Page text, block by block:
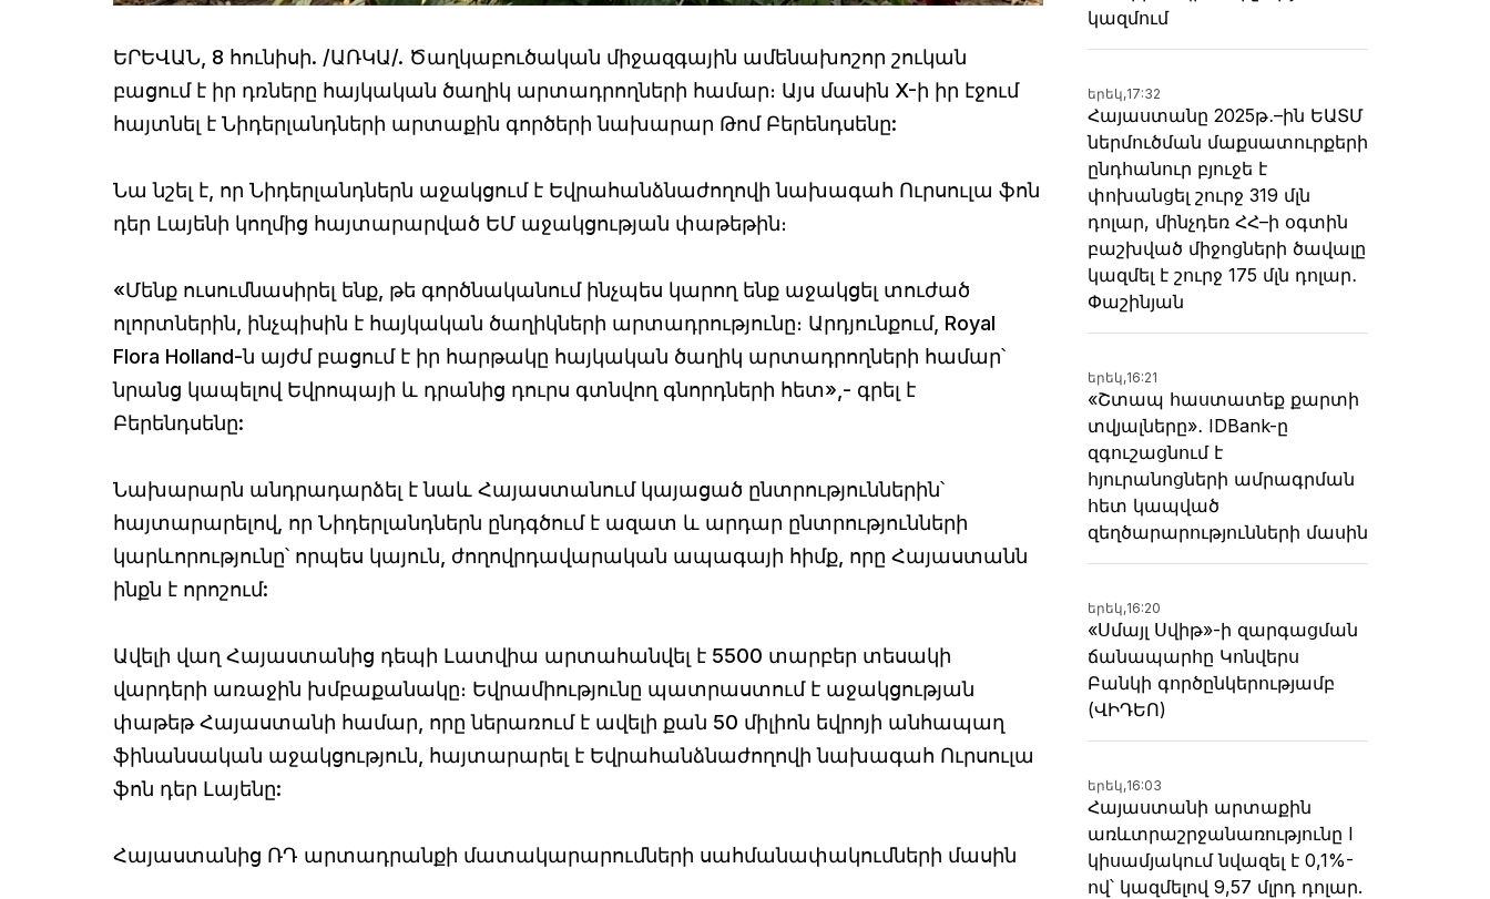
ԵՐԵՎԱՆ, 8 հունիսի. /ԱՌԿԱ/. Ծաղկաբուծական միջազգային ամենախոշոր շուկան
բացում է իր դռները հայկական ծաղիկ արտադրողների համար։ Այս մասին X-ի իր էջում
հայտնել է Նիդերլանդների արտաքին գործերի նախարար Թոմ Բերենդսենը:
Նա նշել է, որ Նիդերլանդներն աջակցում է Եվրահանձնաժողովի նախագահ Ուրսուլա ֆոն
դեր Լայենի կողմից հայտարարված ԵՄ աջակցության փաթեթին։
«Մենք ուսումնասիրել ենք, թե գործնականում ինչպես կարող ենք աջակցել տուժած
ոլորտներին, ինչպիսին է հայկական ծաղիկների արտադրությունը։ Արդյունքում, Royal
Flora Holland-ն այժմ բացում է իր հարթակը հայկական ծաղիկ արտադրողների համար՝
նրանց կապելով Եվրոպայի և դրանից դուրս գտնվող գնորդների հետ»,- գրել է
Բերենդսենը:
Նախարարն անդրադարձել է նաև Հայաստանում կայացած ընտրություններին՝
հայտարարելով, որ Նիդերլանդներն ընդգծում է ազատ և արդար ընտրությունների
կարևորությունը՝ որպես կայուն, ժողովրդավարական ապագայի հիմք, որը Հայաստանն
ինքն է որոշում:
Ավելի վաղ Հայաստանից դեպի Լատվիա արտահանվել է 5500 տարբեր տեսակի
վարդերի առաջին խմբաքանակը։ Եվրամիությունը պատրաստում է աջակցության
փաթեթ Հայաստանի համար, որը ներառում է ավելի քան 50 միլիոն եվրոյի անհապաղ
ֆինանսական աջակցություն, հայտարարել է Եվրահանձնաժողովի նախագահ Ուրսուլա
ֆոն դեր Լայենը:
Հայաստանից ՌԴ արտադրանքի մատակարարումների սահմանափակումների մասին
կազմում
երեկ,17:32
Հայաստանը 2025թ․–ին ԵԱՏՄ
ներմուծման մաքսատուրքերի
ընդհանուր բյուջե է
փոխանցել շուրջ 319 մլն
դոլար, մինչդեռ ՀՀ–ի օգտին
բաշխված միջոցների ծավալը
կազմել է շուրջ 175 մլն դոլար․
Փաշինյան
երեկ,16:21
«Շտապ հաստատեք քարտի
տվյալները»․ IDBank-ը
զգուշացնում է
հյուրանոցների ամրագրման
հետ կապված
զեղծարարությունների մասին
երեկ,16:20
«Սմայլ Սվիթ»-ի զարգացման
ճանապարհը Կոնվերս
Բանկի գործընկերությամբ
(ՎԻԴԵՈ)
երեկ,16:03
Հայաստանի արտաքին
առևտրաշրջանառությունը I
կիսամյակում նվազել է 0,1%-
ով՝ կազմելով 9,57 մլրդ դոլար.